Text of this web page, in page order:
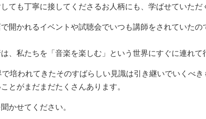
ても丁寧に接してくださるお人柄にも、学ばせていただ
開かれるイベントや試聴会でいつも講師をされていたの
、私たちを「音楽を楽しむ」という世界にすぐに連れて
培われてきたそのすばらしい見識は引き継いでいくべ
とがまだまだたくさんあります。
かせてください。